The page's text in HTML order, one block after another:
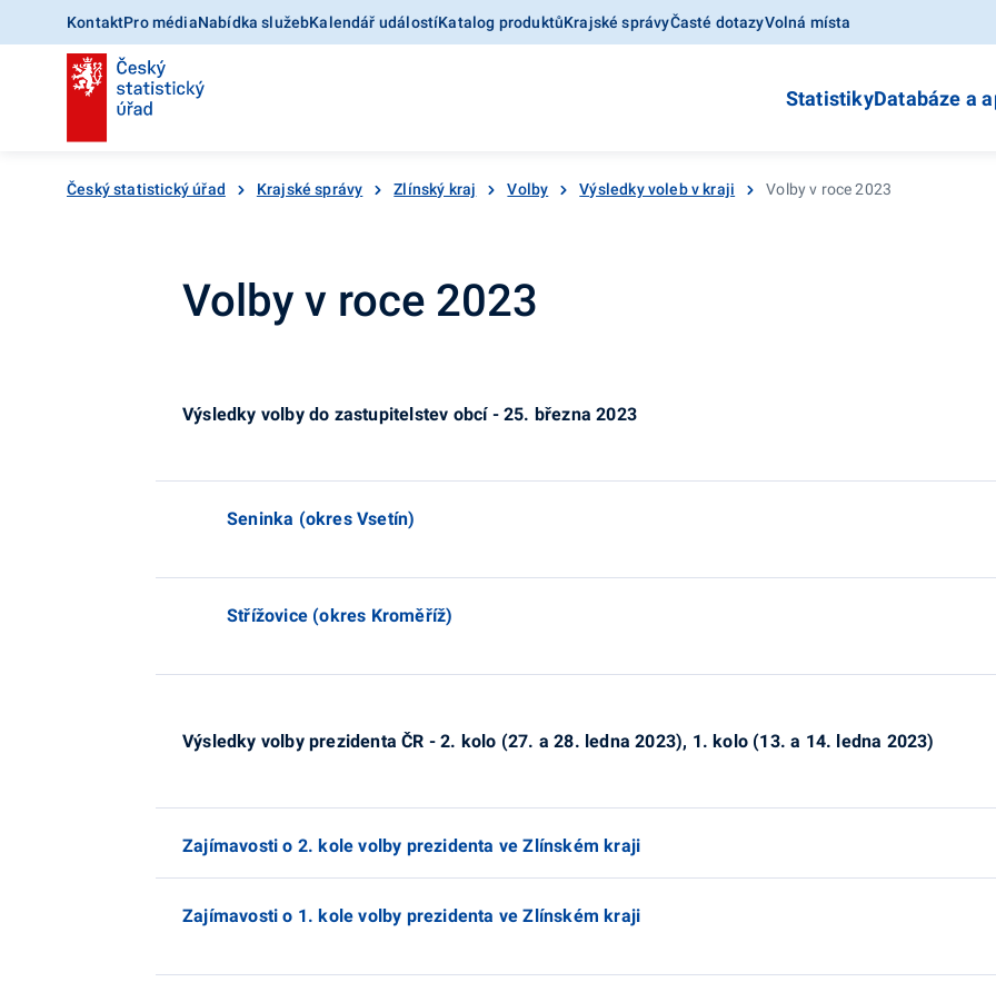
KontaktPro médiaNabídka služebKalendář událostíKatalog produktůKrajské správyČasté dotazyVolná místa
StatistikyDatabáze a
Český statistický úřad Krajské správy Zlínský kraj Volby Výsledky voleb v kraji Volby v roce 2023
Volby v roce 2023
Výsledky volby do zastupitelstev obcí - 25. března 2023
Seninka (okres Vsetín)
Střížovice (okres Kroměříž)
Výsledky volby prezidenta ČR - 2. kolo (27. a 28. ledna 2023), 1. kolo (13. a 14. ledna 2023)
Zajímavosti o 2. kole volby prezidenta ve Zlínském kraji
Zajímavosti o 1. kole volby prezidenta ve Zlínském kraji